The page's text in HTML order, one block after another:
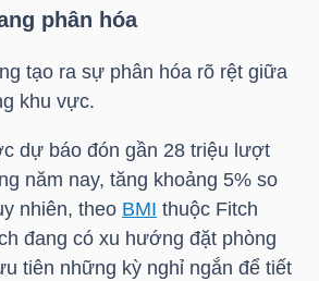
phân hóa
tạo ra sự phân hóa rõ rệt giữa
khu vực.
dự báo đón gần 28 triệu lượt
năm nay, tăng khoảng 5% so
nhiên, theo BMI thuộc Fitch
đang có xu hướng đặt phòng
tiên những kỳ nghỉ ngắn để tiết